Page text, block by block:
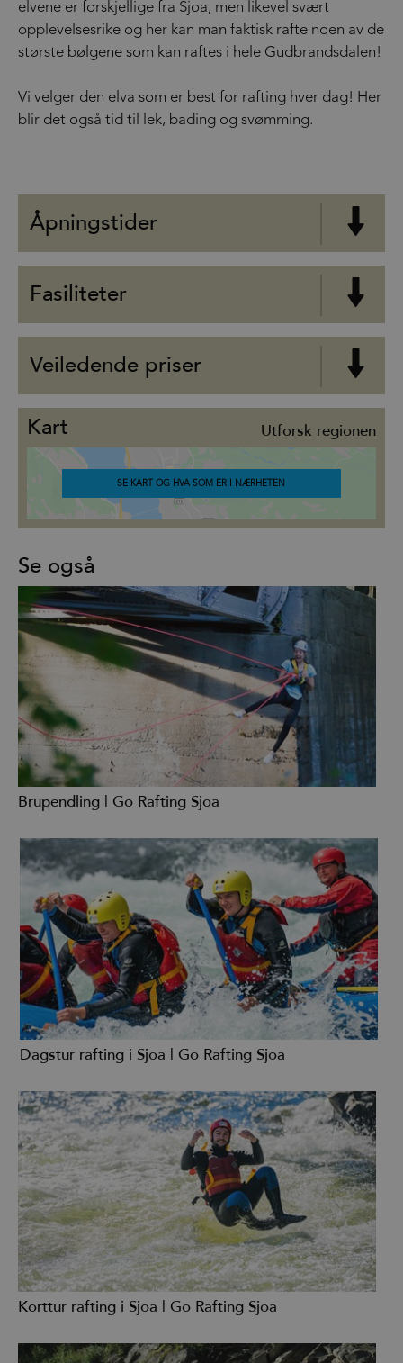
elvene er forskjellige fra Sjoa, men likevel svært
opplevelsesrike og her kan man faktisk rafte noen av de
største bølgene som kan raftes i hele Gudbrandsdalen!
Vi velger den elva som er best for rafting hver dag! Her
blir det også tid til lek, bading og svømming.
Åpningstider
Fasiliteter
Veiledende priser
Kart Utforsk regionen
SE KART OG HVA SOM ER I NÆRHETEN
Se også
Brupendling | Go Rafting Sjoa
Dagstur rafting i Sjoa | Go Rafting Sjoa
Korttur rafting i Sjoa | Go Rafting Sjoa